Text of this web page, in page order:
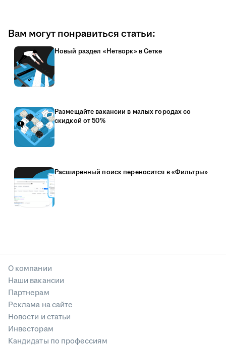
Вам могут понравиться статьи:
Новый раздел «Нетворк» в Сетке
Размещайте вакансии в малых городах со
скидкой от 50%
Расширенный поиск переносится в «Фильтры»
О компании
Наши вакансии
Партнерам
Реклама на сайте
Новости и статьи
Инвесторам
Кандидаты по профессиям